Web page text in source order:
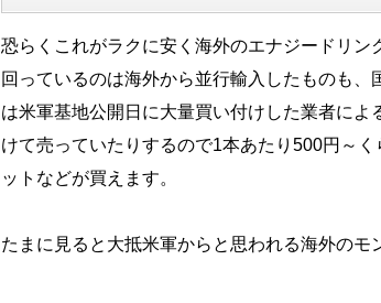
恐らくこれがラクに安く海外のエナジードリン
回っているのは海外から並行輸入したものも、
は米軍基地公開日に大量買い付けした業者に
けて売っていたりするので1本あたり500円～
ットなどが買えます。
たまに見ると大抵米軍からと思われる海外のモ